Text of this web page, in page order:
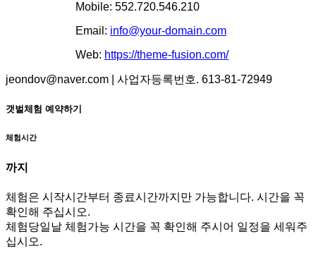
Mobile: 552.720.546.210
Email: info@your-domain.com
Web: https://theme-fusion.com/
jeondov@naver.com | 사업자등록번호. 613-81-72949
갯벌체험 예약하기
체험시간
까지
체험은 시작시간부터 종료시간까지만 가능합니다. 시간을 꼭
확인해 주십시오.
체험당일날 체험가능 시간을 꼭 확인해 주시어 일정을 세워주
십시오.